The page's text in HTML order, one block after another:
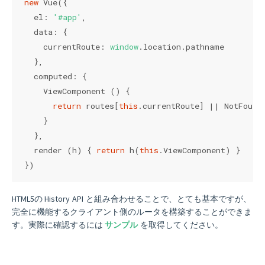
new Vue({
el : '#app' ,
data: {
currentRoute: window.location.pathname
  },
computed : {
    ViewComponent () {
return routes[this .currentRoute] || NotFound
    }
  },
  render (h) {
return h( this .ViewComponent) }
})
HTML5の History API と組み合わせることで、とても基本ですが、
完全に機能するクライアント側のルータを構築することができま
す。実際に確認するにはサンプルを取得してください。